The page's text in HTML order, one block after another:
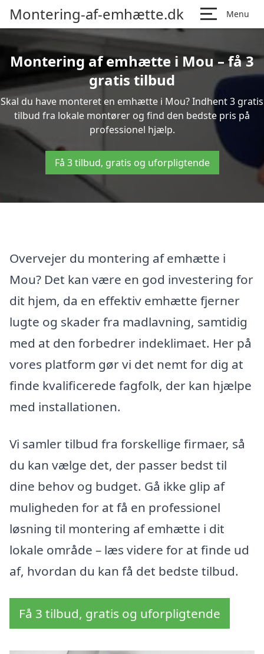
Montering-af-emhætte.dk Menu
Montering af emhætte i Mou – få 3
gratis tilbud
Skal du have monteret en emhætte i Mou? Indhent 3 gratis
tilbud fra lokale montører og find den bedste pris på
professionel hjælp.
Få 3 tilbud, gratis og uforpligtende
Overvejer du montering af emhætte i
Mou? Det kan være en god investering for
dit hjem, da en effektiv emhætte fjerner
lugte og skader fra madlavning, samtidig
med at den forbedrer indeklimaet. Her på
vores platform gør vi det nemt for dig at
finde kvalificerede fagfolk, der kan hjælpe
med installationen.
Vi samler tilbud fra forskellige firmaer, så
du kan vælge det, der passer bedst til
dine behov og budget. Gå ikke glip af
muligheden for at få en professionel
løsning til montering af emhætte i dit
lokale område – læs videre for at finde ud
af, hvordan du kan få det bedste tilbud.
Få 3 tilbud, gratis og uforpligtende